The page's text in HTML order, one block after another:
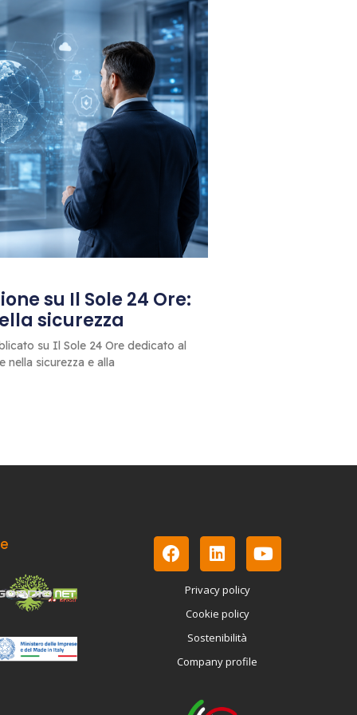
su Il Sole 24 Ore:
sicurezza
su Il Sole 24 Ore dedicato al
nella sicurezza e alla
Privacy policy
Cookie policy
Sostenibilità
Company profile